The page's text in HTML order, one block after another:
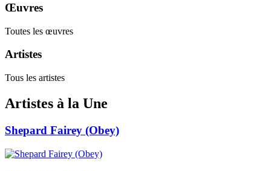
Œuvres
Toutes les œuvres
Artistes
Tous les artistes
Artistes à la Une
Shepard Fairey (Obey)